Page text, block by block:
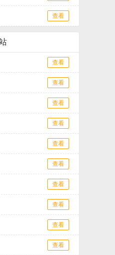
查看
查看
查看
查看
查看
查看
查看
查看
查看
查看
查看